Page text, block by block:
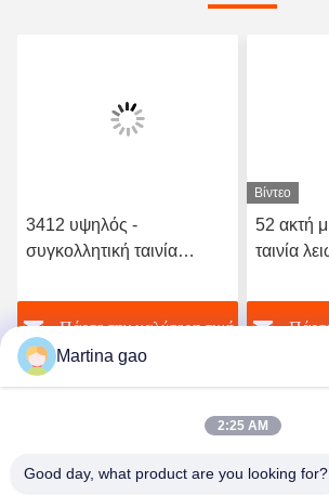
3412 υψηλός -
συγκολλητική ταινία
ποιοτικού ελαστική
πολυουρεθάνιου καυτή
Πάρτε την καλύτερη τιμή
Βίντεο
52 ακτή
ταινία
TPU
ραφής
Shenzhen Tunsing Plastic
Martina gao
2:25 AM
Good day, what product are you looking for?